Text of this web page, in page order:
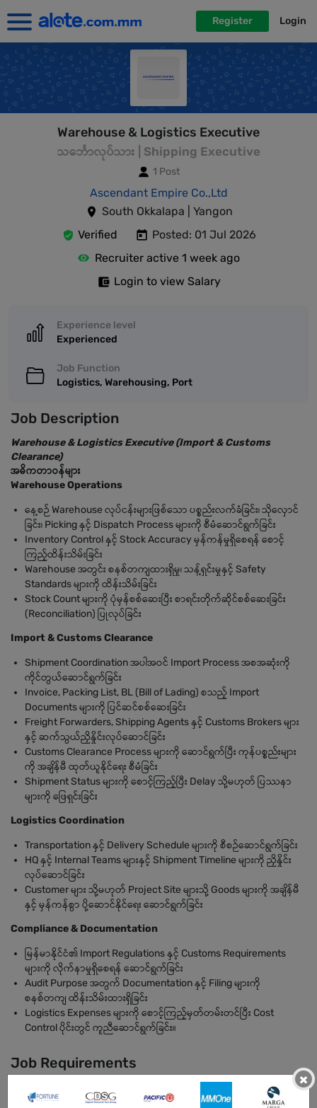
Register Login
Warehouse & Logistics Executive
သင်္ဘောလုပ်သား | Shipping Executive
1 Post
Ascendant Empire Co.,Ltd
South Okkalapa | Yangon
Verified
Posted: 01 Jul 2026
Recruiter active 1 week ago
Login to view Salary
Experience level
Experienced
Job Function
Logistics, Warehousing, Port
Job Description
Warehouse & Logistics Executive (Import & Customs
Clearance)
အဓိကတာဝန်များ
Warehouse Operations
နေ့စဉ် Warehouse လုပ်ငန်းများဖြစ်သော ပစ္စည်းလက်ခံခြင်း၊ သိုလှောင်
ခြင်း၊ Picking နှင့် Dispatch Process များကို စီမံဆောင်ရွက်ခြင်း
Inventory Control နှင့် Stock Accuracy မှန်ကန်မှုရှိစေရန် စောင့်
ကြည့်ထိန်းသိမ်းခြင်း
Warehouse အတွင်း စနစ်တကျထားရှိမှု၊ သန့်ရှင်းမှုနှင့် Safety
Standards များကို ထိန်းသိမ်းခြင်း
Stock Count များကို ပုံမှန်စစ်ဆေးပြီး စာရင်းတိုက်ဆိုင်စစ်ဆေးခြင်း
(Reconciliation) ပြုလုပ်ခြင်း
Import & Customs Clearance
Shipment Coordination အပါအဝင် Import Process အစအဆုံးကို
ကိုင်တွယ်ဆောင်ရွက်ခြင်း
Invoice, Packing List, BL (Bill of Lading) စသည့် Import
Documents များကို ပြင်ဆင်စစ်ဆေးခြင်း
Freight Forwarders, Shipping Agents နှင့် Customs Brokers များ
နှင့် ဆက်သွယ်ညှိနှိုင်းလုပ်ဆောင်ခြင်း
Customs Clearance Process များကို ဆောင်ရွက်ပြီး ကုန်ပစ္စည်းများ
ကို အချိန်မီ ထုတ်ယူနိုင်ရေး စီမံခြင်း
Shipment Status များကို စောင့်ကြည့်ပြီး Delay သို့မဟုတ် ပြဿနာ
များကို ဖြေရှင်းခြင်း
Logistics Coordination
Transportation နှင့် Delivery Schedule များကို စီစဉ်ဆောင်ရွက်ခြင်း
HQ နှင့် Internal Teams များနှင့် Shipment Timeline များကို ညှိနှိုင်း
လုပ်ဆောင်ခြင်း
Customer များ သို့မဟုတ် Project Site များသို့ Goods များကို အချိန်မီ
နှင့် မှန်ကန်စွာ ပို့ဆောင်နိုင်ရေး ဆောင်ရွက်ခြင်း
Compliance & Documentation
မြန်မာနိုင်ငံ၏ Import Regulations နှင့် Customs Requirements
များကို လိုက်နာမှုရှိစေရန် ဆောင်ရွက်ခြင်း
Audit Purpose အတွက် Documentation နှင့် Filing များကို
စနစ်တကျ ထိန်းသိမ်းထားရှိခြင်း
Logistics Expenses များကို စောင့်ကြည့်မှတ်တမ်းတင်ပြီး Cost
Control ပိုင်းတွင် ကူညီဆောင်ရွက်ခြင်း။
Job Requirements
 Diploma or Bachelor’s Degree in Logistics, Supply Chain,
Business, or related
×